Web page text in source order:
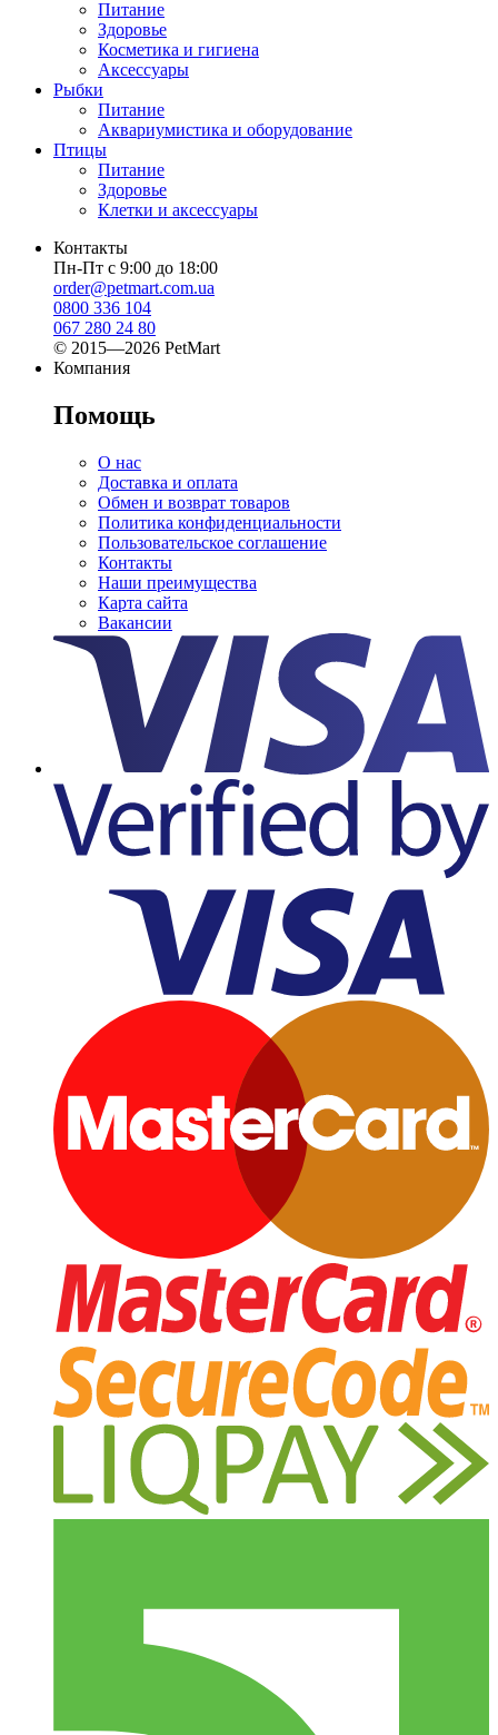
Питание
Здоровье
Косметика и гигиена
Аксессуары
Рыбки
Питание
Аквариумистика и оборудование
Птицы
Питание
Здоровье
Клетки и аксессуары
Контакты
Пн-Пт с 9:00 до 18:00
order@petmart.com.ua
0800 336 104
067 280 24 80
© 2015—2026 PetMart
Компания
Помощь
О нас
Доставка и оплата
Обмен и возврат товаров
Политика конфиденциальности
Пользовательское соглашение
Контакты
Наши преимущества
Карта сайта
Вакансии